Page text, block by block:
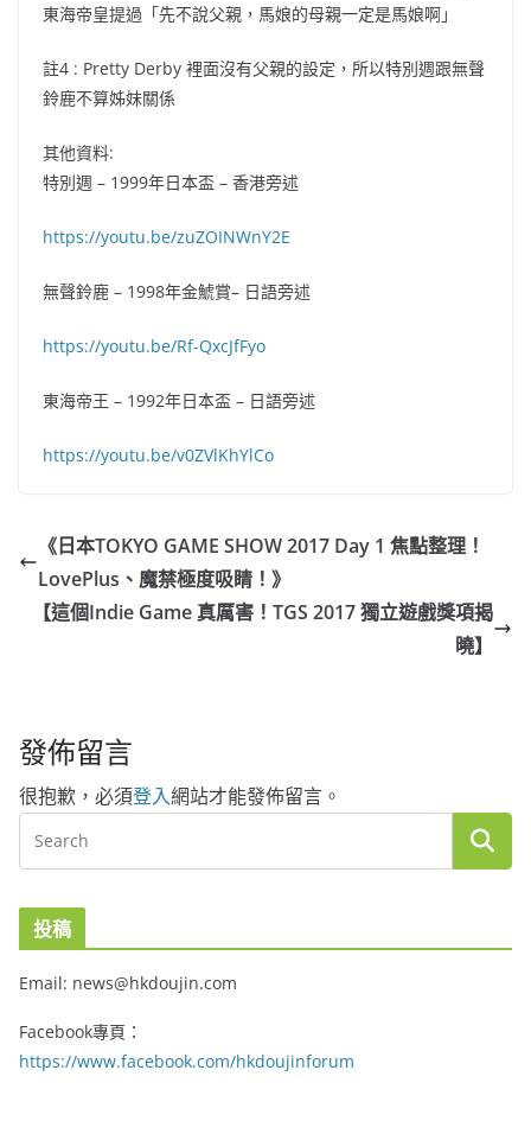
東海帝皇提過「先不說父親 ， 馬娘的母親一定是馬娘啊」
註4 : Pretty Derby 裡面沒有父親的設定 ， 所以特別週跟無聲
鈴鹿不算姊妹關係
其他資料:
特別週 – 1999年日本盃 – 香港旁述
https://youtu.be/zuZOINWnY2E
無聲鈴鹿 – 1998年金鯱賞– 日語旁述
https://youtu.be/Rf-QxcJfFyo
東海帝王 – 1992年日本盃 – 日語旁述
https://youtu.be/v0ZVlKhYlCo
《日本TOKYO GAME SHOW 2017 Day 1 焦點整理！
LovePlus、魔禁極度吸睛！》
【這個Indie Game 真厲害！TGS 2017 獨立遊戲獎項揭
曉】
發佈留言
很抱歉，必須登入網站才能發佈留言。
投稿
Email: news@hkdoujin.com
Facebook專頁：
https://www.facebook.com/hkdoujinforum